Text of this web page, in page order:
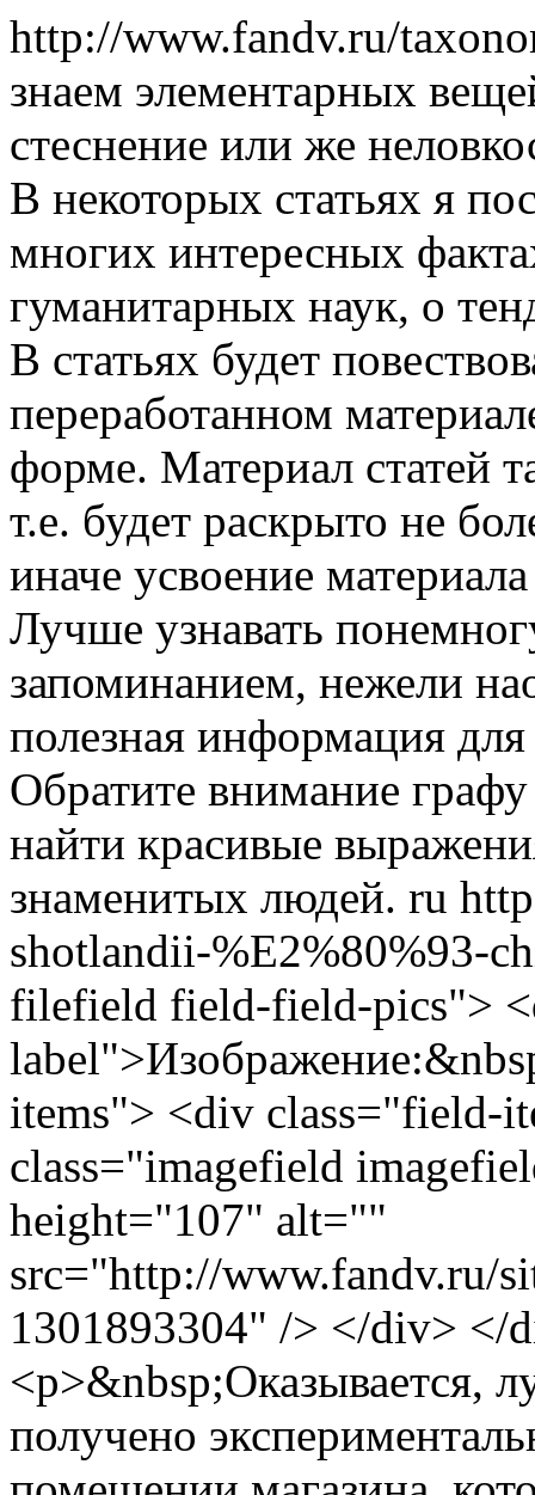
http://www.fandv.ru/
знаем элементарных
стеснение или же
В некоторых статьях я
многих интересных
гуманитарных наук, о
В статьях будет
переработанном
форме. Материал статей
т.е. будет раскрыто не
иначе усвоение
Лучше узнавать
запоминанием, нежели
полезная информация
Обратите внимание
найти красивые
знаменитых людей. ru
shotlandii-%E2%80%93-
filefield field-field-pics">
items"> <div class="field-
class="imagefield
height="107" alt=""
src="http://www.fandv.ru/
1301893304" /> </div> </
<p>&nbsp;Оказывается,
получено